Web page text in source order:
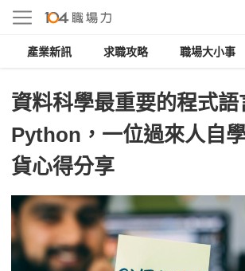
產業新訊 求職攻略 職場大小事
資料科學最重要的程式語
Python，一位過來人自
貨心得分享